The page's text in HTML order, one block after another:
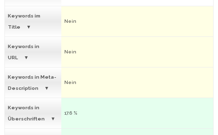
Keywords im
Title
Nein
Keywords in
URL
Nein
Keywords in Meta-
Description
Nein
Keywords in
Überschriften
17.6 %